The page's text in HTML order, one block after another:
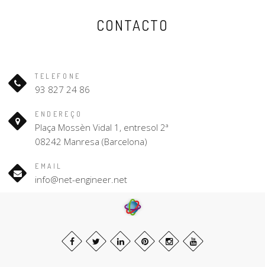
CONTACTO
TELEFONE
93 827 24 86
ENDEREÇO
Plaça Mossèn Vidal 1, entresol 2ª
08242 Manresa (Barcelona)
EMAIL
info@net-engineer.net